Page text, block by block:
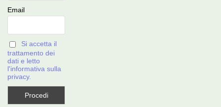
Email
Si accetta il
trattamento dei
dati e letto
l'informativa sulla
privacy.